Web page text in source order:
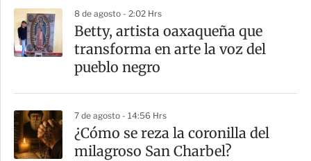
8 de agosto - 2:02 Hrs
Betty, artista oaxaqueña que
transforma en arte la voz del
pueblo negro
7 de agosto - 14:56 Hrs
¿Cómo se reza la coronilla del
milagroso San Charbel?